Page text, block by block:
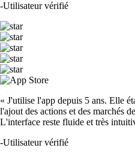
-Utilisateur vérifié
« J'utilise l'app depuis 5 ans. Elle
l'ajout des actions et des marchés
L'interface reste fluide et très
-Utilisateur vérifié